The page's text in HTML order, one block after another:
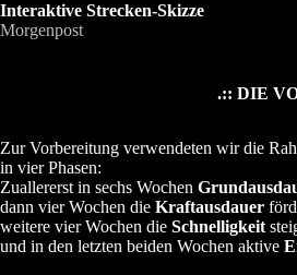
Interaktive Strecken-Skizze
Morgenpost
.:: DIE
Zur Vorbereitung verwendeten wir die
in vier Phasen:
Zuallererst in sechs Wochen
dann vier Wochen die Kraftausdauer
weitere vier Wochen die Schnelligkeit
und in den letzten beiden Wochen aktive